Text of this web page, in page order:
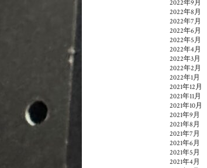
2022年9月
2022年8月
2022年7月
2022年6月
2022年5月
2022年4月
2022年3月
2022年2月
2022年1月
2021年12月
2021年11月
2021年10月
2021年9月
2021年8月
2021年7月
2021年6月
2021年5月
2021年4月